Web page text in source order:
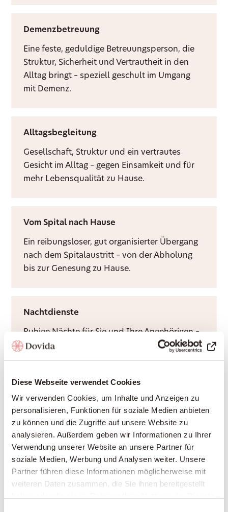
Diese Webseite verwendet Cookies
Wir verwenden Cookies, um Inhalte und Anzeigen zu
personalisieren, Funktionen für soziale Medien anbieten
zu können und die Zugriffe auf unsere Website zu
analysieren. Außerdem geben wir Informationen zu Ihrer
Verwendung unserer Website an unsere Partner für
soziale Medien, Werbung und Analysen weiter. Unsere
Partner führen diese Informationen möglicherweise mit
weiteren Daten zusammen, die Sie ihnen bereitgestellt
Demenzbetreuung
Eine feste, geduldige Betreuungsperson, die
Struktur, Sicherheit und Vertrautheit in den
Alltag bringt – speziell geschult im Umgang
mit Demenz.
Alltagsbegleitung
Gesellschaft, Struktur und ein vertrautes
Gesicht im Alltag – gegen Einsamkeit und für
mehr Lebensqualität zu Hause.
Vom Spital nach Hause
Ein reibungsloser, gut organisierter Übergang
nach dem Spitalaustritt – von der Abholung
bis zur Genesung zu Hause.
Nachtdienste
Ruhige Nächte für Sie und Ihre Angehörigen –
durch Rufbereitschaft oder aktive Sitzwache,
ganz nach Bedarf.
Grundpflege
Würdevolle Unterstützung bei Körperpflege
und Mobilität, durch Krankenkassen
anerkannt – damit Sie sich sicher und
respektiert fühlen.